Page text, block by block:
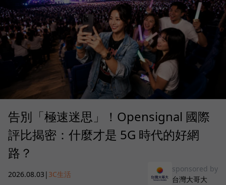
告別「極速迷思」！Opensignal 國際
評比揭密：什麼才是 5G 時代的好網
路？
2026.08.03 | 3C生活
sponsored by
台灣大哥大